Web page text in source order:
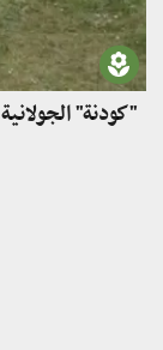
"كودنة"